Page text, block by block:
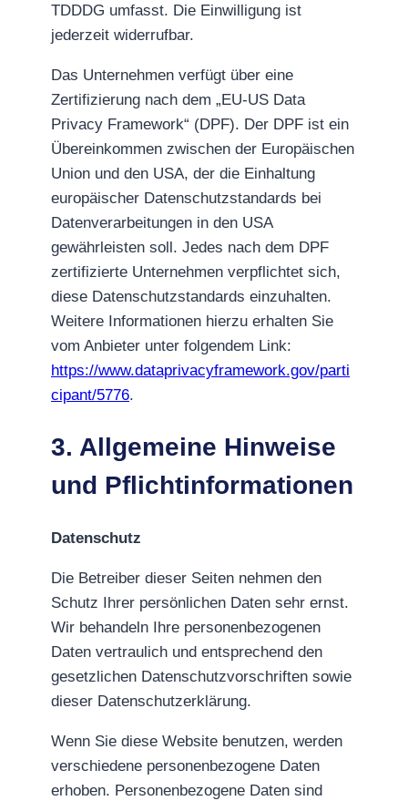
TDDDG umfasst. Die Einwilligung ist
jederzeit widerrufbar.
Das Unternehmen verfügt über eine
Zertifizierung nach dem „EU-US Data
Privacy Framework“ (DPF). Der DPF ist ein
Übereinkommen zwischen der Europäischen
Union und den USA, der die Einhaltung
europäischer Datenschutzstandards bei
Datenverarbeitungen in den USA
gewährleisten soll. Jedes nach dem DPF
zertifizierte Unternehmen verpflichtet sich,
diese Datenschutzstandards einzuhalten.
Weitere Informationen hierzu erhalten Sie
vom Anbieter unter folgendem Link:
https://www.dataprivacyframework.gov/parti
cipant/5776.
3. Allgemeine Hinweise
und Pflicht­informationen
Datenschutz
Die Betreiber dieser Seiten nehmen den
Schutz Ihrer persönlichen Daten sehr ernst.
Wir behandeln Ihre personenbezogenen
Daten vertraulich und entsprechend den
gesetzlichen Datenschutzvorschriften sowie
dieser Datenschutzerklärung.
Wenn Sie diese Website benutzen, werden
verschiedene personenbezogene Daten
erhoben. Personenbezogene Daten sind